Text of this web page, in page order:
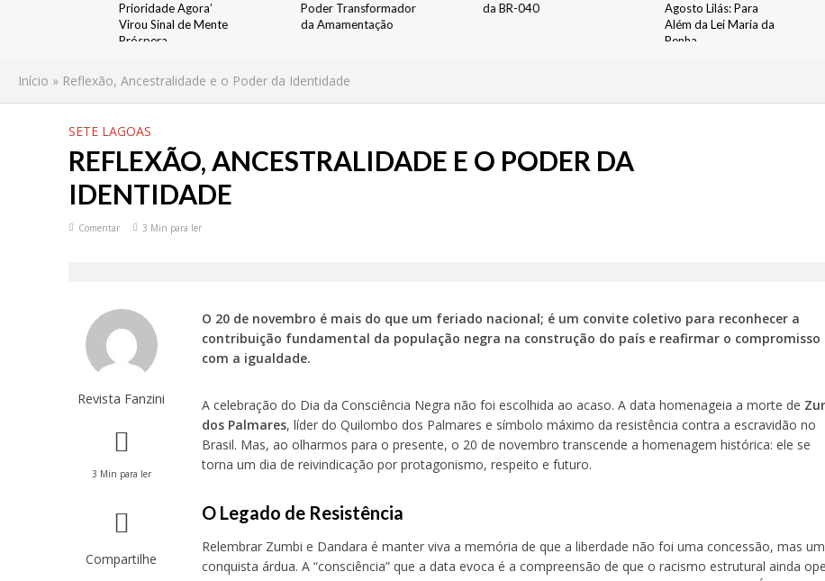
Prioridade Agora’
Virou Sinal de Mente
Próspera
Poder Transformador
da Amamentação
da BR-040
Agosto Lilás: Para
Além da Lei Maria da
Penha
Início » Reflexão, Ancestralidade e o Poder da Identidade
SETE LAGOAS
REFLEXÃO, ANCESTRALIDADE E O PODER DA
IDENTIDADE
Comentar 3 Min para ler
Revista Fanzini
3 Min para ler
Compartilhe
O 20 de novembro é mais do que um feriado nacional; é um convite coletivo para reconhecer a
contribuição fundamental da população negra na construção do país e reafirmar o compromisso
com a igualdade.
A celebração do Dia da Consciência Negra não foi escolhida ao acaso. A data homenageia a morte de
dos Palmares, líder do Quilombo dos Palmares e símbolo máximo da resistência contra a escravidão no
Brasil. Mas, ao olharmos para o presente, o 20 de novembro transcende a homenagem histórica: ele se
torna um dia de reivindicação por protagonismo, respeito e futuro.
O Legado de Resistência
Relembrar Zumbi e Dandara é manter viva a memória de que a liberdade não foi uma concessão, mas
conquista árdua. A “consciência” que a data evoca é a compreensão de que o racismo estrutural ainda